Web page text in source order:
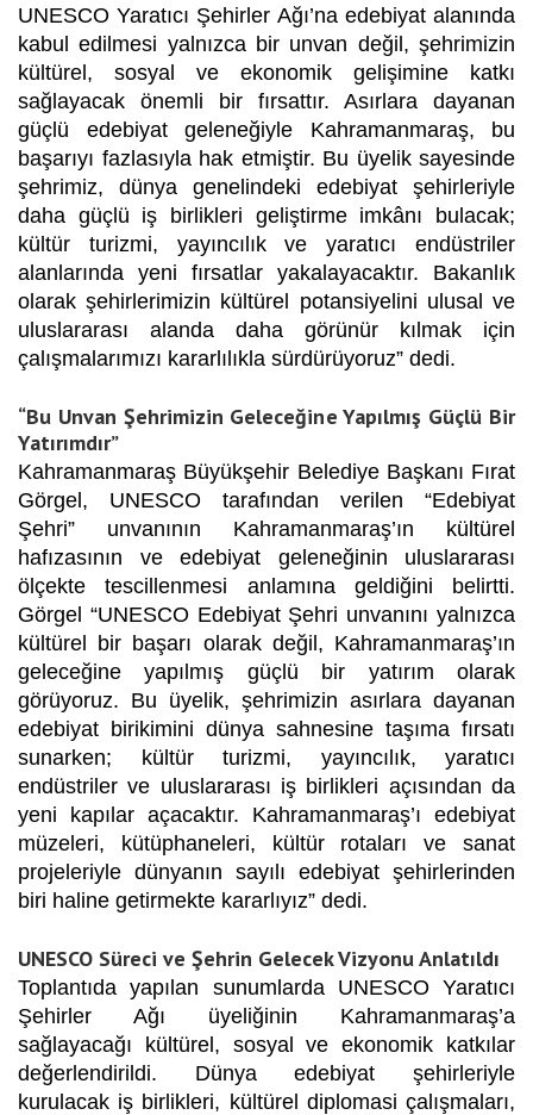
UNESCO Yaratıcı Şehirler Ağı’na edebiyat alanında
kabul edilmesi yalnızca bir unvan değil, şehrimizin
kültürel, sosyal ve ekonomik gelişimine katkı
sağlayacak önemli bir fırsattır. Asırlara dayanan
güçlü edebiyat geleneğiyle Kahramanmaraş, bu
başarıyı fazlasıyla hak etmiştir. Bu üyelik sayesinde
şehrimiz, dünya genelindeki edebiyat şehirleriyle
daha güçlü iş birlikleri geliştirme imkânı bulacak;
kültür turizmi, yayıncılık ve yaratıcı endüstriler
alanlarında yeni fırsatlar yakalayacaktır. Bakanlık
olarak şehirlerimizin kültürel potansiyelini ulusal ve
uluslararası alanda daha görünür kılmak için
çalışmalarımızı kararlılıkla sürdürüyoruz” dedi.
“Bu Unvan Şehrimizin Geleceğine Yapılmış Güçlü Bir
Yatırımdır”
Kahramanmaraş Büyükşehir Belediye Başkanı Fırat
Görgel, UNESCO tarafından verilen “Edebiyat
Şehri” unvanının Kahramanmaraş’ın kültürel
hafızasının ve edebiyat geleneğinin uluslararası
ölçekte tescillenmesi anlamına geldiğini belirtti.
Görgel “UNESCO Edebiyat Şehri unvanını yalnızca
kültürel bir başarı olarak değil, Kahramanmaraş’ın
geleceğine yapılmış güçlü bir yatırım olarak
görüyoruz. Bu üyelik, şehrimizin asırlara dayanan
edebiyat birikimini dünya sahnesine taşıma fırsatı
sunarken; kültür turizmi, yayıncılık, yaratıcı
endüstriler ve uluslararası iş birlikleri açısından da
yeni kapılar açacaktır. Kahramanmaraş’ı edebiyat
müzeleri, kütüphaneleri, kültür rotaları ve sanat
projeleriyle dünyanın sayılı edebiyat şehirlerinden
biri haline getirmekte kararlıyız” dedi.
UNESCO Süreci ve Şehrin Gelecek Vizyonu Anlatıldı
Toplantıda yapılan sunumlarda UNESCO Yaratıcı
Şehirler Ağı üyeliğinin Kahramanmaraş’a
sağlayacağı kültürel, sosyal ve ekonomik katkılar
değerlendirildi. Dünya edebiyat şehirleriyle
kurulacak iş birlikleri, kültürel diplomasi çalışmaları,